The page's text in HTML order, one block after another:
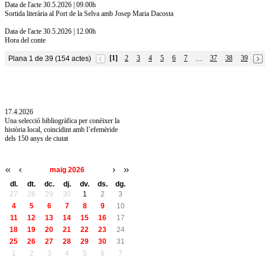
Data de l'acte 30.5.2026 | 09.00h
Sortida literària al Port de la Selva amb Josep Maria Dacosta
Data de l'acte 30.5.2026 | 12.00h
Hora del conte
Plana 1 de 39 (154 actes) [1] 2 3 4 5 6 7 … 37 38
39
17.4.2026
Una selecció bibliogràfica per conèixer la
història local, coincidint amb l’efemèride
dels 150 anys de ciutat
maig 2026
dl.
dt. dc. dj. dv. ds.
dg.
27
28 29 30 1 2
3
4
5 6 7 8 9
10
11
12 13 14 15 16
17
18
19 20 21 22 23
24
25
26 27 28 29 30
31
1
2 3 4 5 6 7